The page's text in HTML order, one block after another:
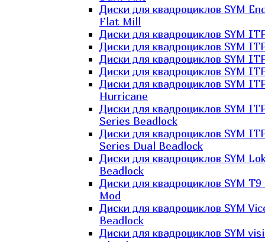
Диски для квадроциклов SYM
Flat Mill
Диски для квадроциклов SYM
Диски для квадроциклов SYM
Диски для квадроциклов SYM
Диски для квадроциклов SYM
Диски для квадроциклов SYM
Hurricane
Диски для квадроциклов SYM
Series Beadlock
Диски для квадроциклов SYM
Series Dual Beadlock
Диски для квадроциклов SYM
Beadlock
Диски для квадроциклов SYM T9
Mod
Диски для квадроциклов SYM
Beadlock
Диски для квадроциклов SYM